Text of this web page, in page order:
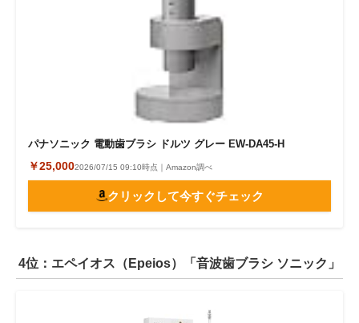
パナソニック 電動歯ブラシ ドルツ グレー EW-DA45-H
￥25,0002026/07/15 09:10時点｜Amazon調べ
クリックして今すぐチェック
4位：エペイオス（Epeios）「音波歯ブラシ ソニック」